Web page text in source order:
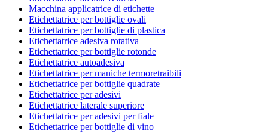
Macchina applicatrice di etichette
Etichettatrice per bottiglie ovali
Etichettatrice per bottiglie di plastica
Etichettatrice adesiva rotativa
Etichettatrice per bottiglie rotonde
Etichettatrice autoadesiva
Etichettatrice per maniche termoretraibili
Etichettatrice per bottiglie quadrate
Etichettatrice per adesivi
Etichettatrice laterale superiore
Etichettatrice per adesivi per fiale
Etichettatrice per bottiglie di vino